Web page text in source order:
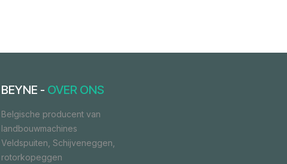
BEYNE - OVER ONS
Belgische producent van
landbouwmachines
Veldspuiten, Schijveneggen,
rotorkopeggen